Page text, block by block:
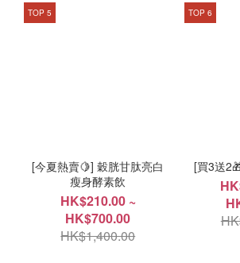
TOP 5
[今夏熱賣🍋] 穀胱甘肽亮白
瘦身酵素飲
HK$210.00 ~
HK$700.00
HK$1,400.00
TOP 6
[買3送